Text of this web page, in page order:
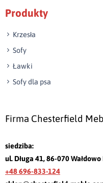
Produkty
Krzesła
Sofy
Ławki
Sofy dla psa
Firma Chesterfield
siedziba:
ul. Długa 41, 86-070
+48 696-833-124